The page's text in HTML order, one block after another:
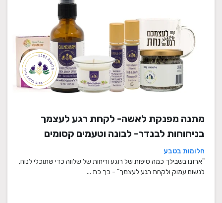
מתנה מפנקת לאשה- לקחת רגע לעצמך
בניחוחות לבנדר- לבונה וטעמים קסומים
חלומות בטבע
"ארזנו בשבילך כמה טיפות של רוגע וריחות של שלווה כדי שתוכלי לנוח,
לנשום עמוק ולקחת רגע לעצמך" - כך כת ...